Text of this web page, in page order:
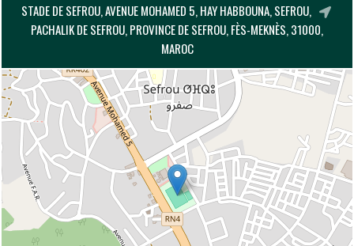
STADE DE SEFROU, AVENUE MOHAMED 5, HAY HABBOUNA, SEFROU,
PACHALIK DE SEFROU, PROVINCE DE SEFROU, FÈS-MEKNÈS, 31000,
MAROC